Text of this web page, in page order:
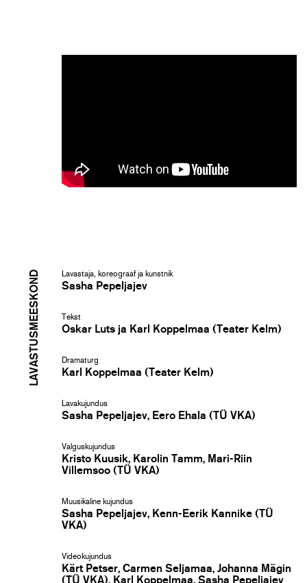
LAVASTUSMEESKOND Lavastaja, koreograaf ja kunstnik
Sasha Pepeljajev
Tekst
Oskar Luts ja Karl Koppelmaa (Teater Kelm)
Dramaturg
Karl Koppelmaa (Teater Kelm)
Lavakujundus
Sasha Pepeljajev, Eero Ehala (TÜ VKA)
Valguskujundus
Kristo Kuusik, Karolin Tamm, Mari-Riin
Villemsoo (TÜ VKA)
Muusikaline kujundus
Sasha Pepeljajev, Kenn-Eerik Kannike (TÜ
VKA)
Videokujundus
Kärt Petser, Carmen Seljamaa, Johanna Mägin
(TÜ VKA), Karl Koppelmaa, Sasha Pepeljajev